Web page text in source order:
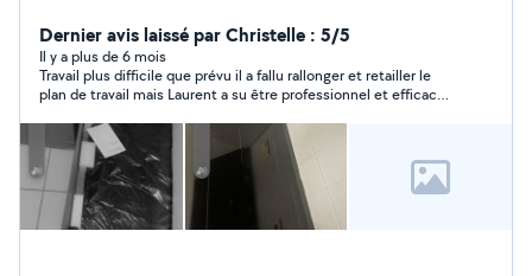
Dernier avis laissé par Christelle : 5/5
Il y a plus de 6 mois
Travail plus difficile que prévu il a fallu rallonger et retailler le
plan de travail mais Laurent a su être professionnel et efficace
pour ce super travail